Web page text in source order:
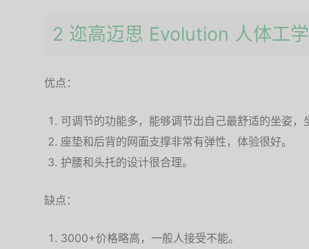
2 迩高迈思 Evolution 人体工
优点：
可调节的功能多，能够调节出自己最舒适的坐姿
座垫和后背的网面支撑非常有弹性，体验很好。
护腰和头托的设计很合理。
缺点：
3000+价格略高，一般人接受不能。